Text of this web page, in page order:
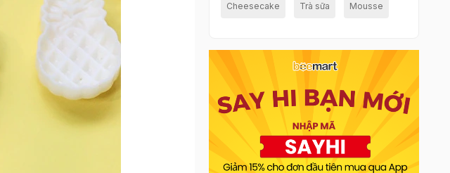
Cheesecake Trà sữa Mousse